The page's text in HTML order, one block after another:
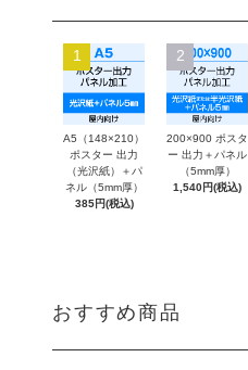
1
A5（148×210）
ポスター 出力
（光沢紙）＋パ
ネル（5mm厚）
385円(税込)
2
200×900 ポスタ
ー 出力＋パネル
（5mm厚）
1,540円(税込)
おすすめ商品